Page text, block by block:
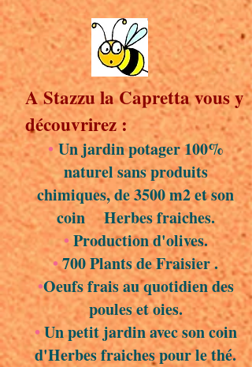
A Stazzu la Capretta vous y
découvrirez :
• Un jardin potager 100%
naturel sans produits
chimiques, de 3500 m2 et son
coin Herbes fraiches.
•Production d'olives.
•700 Plants de Fraisier .
•Oeufs frais au quotidien des
poules et oies.
•Un petit jardin avec son coin
d'Herbes fraiches pour le thé.